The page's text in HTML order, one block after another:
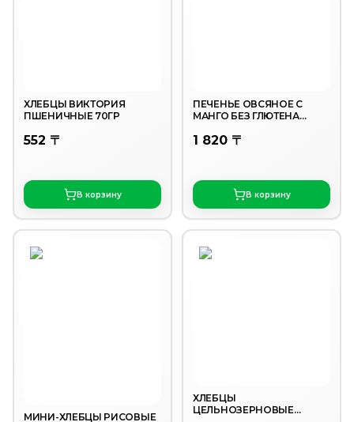
ХЛЕБЦЫ ВИКТОРИЯ
ПШЕНИЧНЫЕ 70ГР
552 〒
В корзину
ПЕЧЕНЬЕ ОВСЯНОЕ С
МАНГО БЕЗ ГЛЮТЕНА
1 820 〒
В корзину
МИНИ-ХЛЕБЦЫ РИСОВЫЕ
ХЛЕБЦЫ
ЦЕЛЬНОЗЕРНОВЫЕ